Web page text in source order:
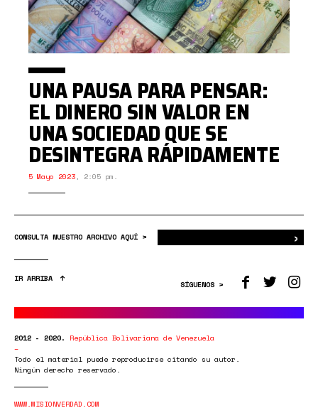
UNA PAUSA PARA PENSAR:
EL DINERO SIN VALOR EN
UNA SOCIEDAD QUE SE
DESINTEGRA RÁPIDAMENTE
5 Mayo 2023, 2:05 pm.
CONSULTA NUESTRO ARCHIVO AQUÍ > ›
IR ARRIBA
SÍGUENOS >
2012 - 2020. República Bolivariana de Venezuela
Todo el material puede reproducirse citando su autor.
Ningún derecho reservado.
WWW.MISIONVERDAD.COM